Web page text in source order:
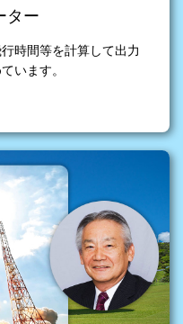
ター
時間等を計算して出力
います。